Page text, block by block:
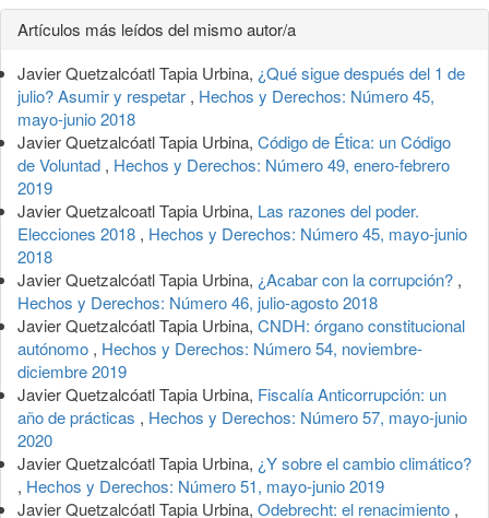
Detalles
del
artículo
Artículos más leídos del mismo autor/a
Javier Quetzalcóatl Tapia Urbina, ¿Qué sigue después del 1 de
julio? Asumir y respetar , Hechos y Derechos: Número 45,
mayo-junio 2018
Javier Quetzalcóatl Tapia Urbina, Código de Ética: un Código
de Voluntad , Hechos y Derechos: Número 49, enero-febrero
2019
Javier Quetzalcoatl Tapia Urbina, Las razones del poder.
Elecciones 2018 , Hechos y Derechos: Número 45, mayo-junio
2018
Javier Quetzalcóatl Tapia Urbina, ¿Acabar con la corrupción? ,
Hechos y Derechos: Número 46, julio-agosto 2018
Javier Quetzalcóatl Tapia Urbina, CNDH: órgano constitucional
autónomo , Hechos y Derechos: Número 54, noviembre-
diciembre 2019
Javier Quetzalcóatl Tapia Urbina, Fiscalía Anticorrupción: un
año de prácticas , Hechos y Derechos: Número 57, mayo-junio
2020
Javier Quetzalcóatl Tapia Urbina, ¿Y sobre el cambio climático?
, Hechos y Derechos: Número 51, mayo-junio 2019
Javier Quetzalcóatl Tapia Urbina, Odebrecht: el renacimiento ,